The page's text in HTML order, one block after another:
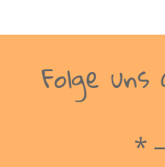
Folge
*